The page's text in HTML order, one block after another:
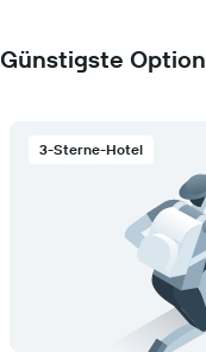
Günstigste Option
3-Sterne-Hotel